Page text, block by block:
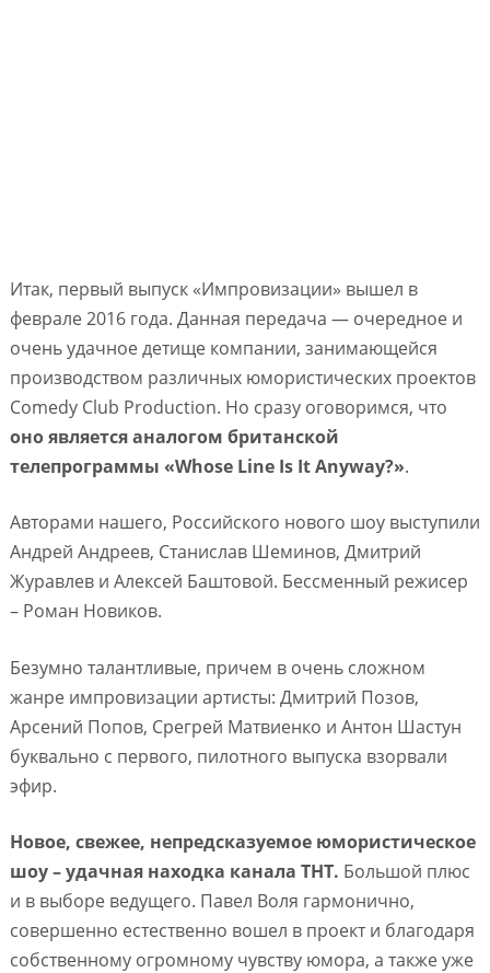
Итак, первый выпуск «Импровизации» вышел в
феврале 2016 года. Данная передача — очередное и
очень удачное детище компании, занимающейся
производством различных юмористических проектов
Comedy Club Production. Но сразу оговоримся, что
оно является аналогом британской
телепрограммы «Whose Line Is It Anyway?».
Авторами нашего, Российского нового шоу выступили
Андрей Андреев, Станислав Шеминов, Дмитрий
Журавлев и Алексей Баштовой. Бессменный режисер
– Роман Новиков.
Безумно талантливые, причем в очень сложном
жанре импровизации артисты: Дмитрий Позов,
Арсений Попов, Срегрей Матвиенко и Антон Шастун
буквально с первого, пилотного выпуска взорвали
эфир.
Новое, свежее, непредсказуемое юмористическое
шоу – удачная находка канала ТНТ. Большой плюс
и в выборе ведущего. Павел Воля гармонично,
совершенно естественно вошел в проект и благодаря
собственному огромному чувству юмора, а также уже